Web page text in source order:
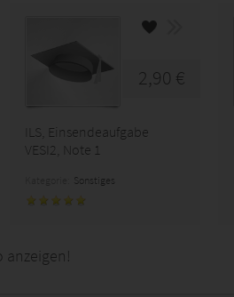
2,90 €
ILS, Einsendeaufgabe
VESI2, Note 1
Sonstiges
anzeigen!